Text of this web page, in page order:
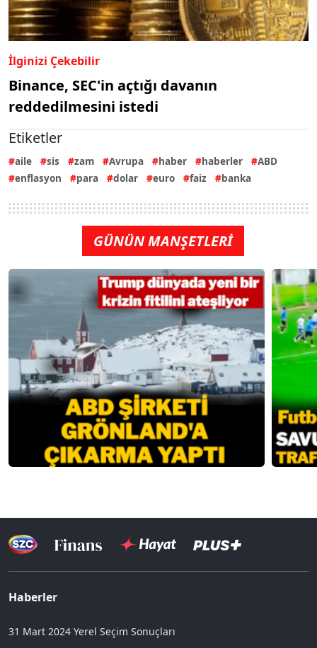
İlginizi Çekebilir
Binance, SEC'in açtığı davanın
reddedilmesini istedi
Etiketler
aile sis zam Avrupa haber haberler
ABD
enflasyon
para dolar euro faiz banka
GÜNÜN MANŞETLERİ
Haberler
31 Mart 2024 Yerel Seçim Sonuçları